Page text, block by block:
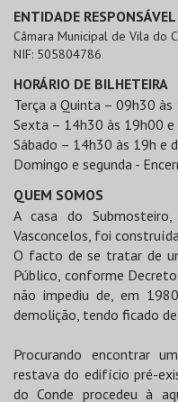
ENTIDADE RESPONSÁVEL
Câmara Municipal de Vila do
NIF: 505804786
HORÁRIO DE BILHETEIRA
Terça a Quinta – 09h30
Sexta – 14h30 às 19h00
Sábado – 14h30 às 19h e
Domingo e segunda -
QUEM SOMOS
A casa do
Vasconcelos, foi
O facto de se tratar de
Público, conforme
não impediu de, em
demolição, tendo ficado
Procurando encontrar
restava do edifício pré-
do Conde procedeu à